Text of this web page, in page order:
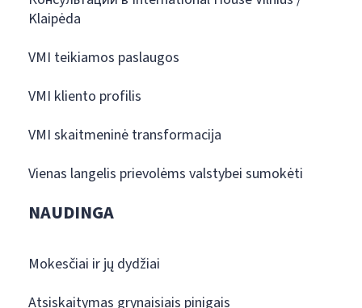
Klaipėda
VMI teikiamos paslaugos
VMI kliento profilis
VMI skaitmeninė transformacija
Vienas langelis prievolėms valstybei sumokėti
NAUDINGA
Mokesčiai ir jų dydžiai
Atsiskaitymas grynaisiais pinigais